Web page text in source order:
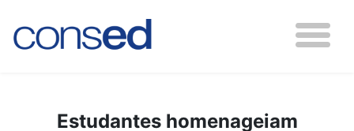
Estudantes homenageiam